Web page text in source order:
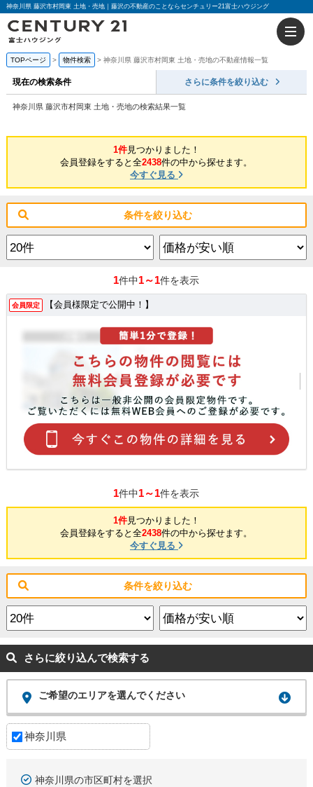
神奈川県 藤沢市村岡東 土地・売地｜藤沢の不動産のことならセンチュリー21富士ハウジング
TOPページ 物件検索 神奈川県 藤沢市村岡東 土地・売地の不動産情報一覧
現在の検索条件 さらに条件を絞り込む
神奈川県 藤沢市村岡東 土地・売地の検索結果一覧
1件見つかりました！
会員登録をすると全2438件の中から探せます。
今すぐ見る
条件を絞り込む
1件中1～1件を表示
会員限定 【会員様限定で公開中！】
1件中1～1件を表示
1件見つかりました！
会員登録をすると全2438件の中から探せます。
今すぐ見る
条件を絞り込む
さらに絞り込んで検索する
ご希望のエリアを選んでください
神奈川県
神奈川県の市区町村を選択